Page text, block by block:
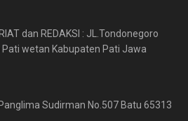
dan REDAKSI : JL.Tondonegoro
Pati wetan Kabupaten Pati Jawa
Sudirman No.507 Batu 65313